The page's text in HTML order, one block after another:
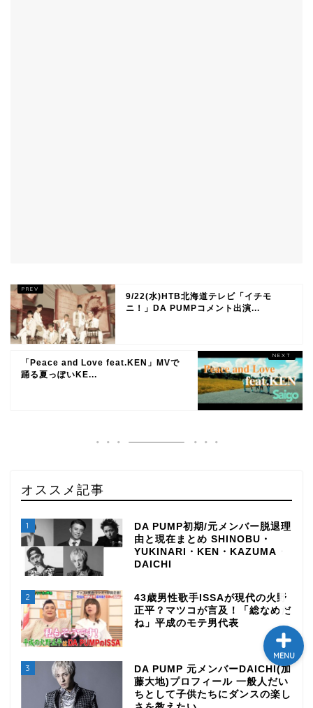
9/22(水)HTB北海道テレビ「イチモ
ニ！」DA PUMPコメント出演...
「Peace and Love feat.KEN」MVで
踊る夏っぽいKE...
オススメ記事
1
DA PUMP初期/元メンバー脱退理
由と現在まとめ SHINOBU・
YUKINARI・KEN・KAZUMA・
DAICHI
2
43歳男性歌手ISSAが現代の火野
正平？マツコが言及！「総なめだ
ね」平成のモテ男代表
3
DA PUMP 元メンバーDAICHI(加
藤大地)プロフィール 一般人だい
ちとして子供たちにダンスの楽し
MENU
TOP
ばれラジオ～
ライブ・イベント